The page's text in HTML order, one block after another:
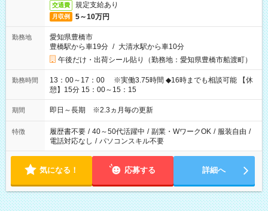
交通費 規定支給あり
月収例 5～10万円
勤務地
愛知県豊橋市
豊橋駅から車19分 / 大清水駅から車10分
午後だけ・出荷シール貼り（勤務地：愛知県豊橋市船渡町）
勤務時間
13：00～17：00 ※実働3.75時間 ◆16時までも相談可能 【休
憩】15分 15：00～15：15
期間 即日～長期 ※2.3ヵ月毎の更新
特徴 履歴書不要 / 40～50代活躍中 / 副業・WワークOK / 服装自由 /
電話対応なし / パソコンスキル不要
気になる！ 応募する 詳細へ